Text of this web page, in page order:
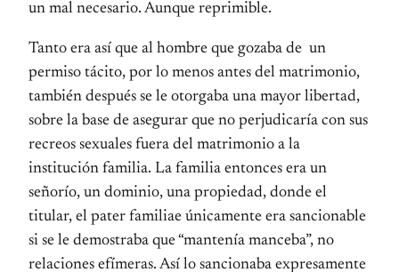
un mal necesario. Aunque reprimible.
Tanto era así que al hombre que gozaba de un
permiso tácito, por lo menos antes del matrimonio,
también después se le otorgaba una mayor libertad,
sobre la base de asegurar que no perjudicaría con sus
recreos sexuales fuera del matrimonio a la
institución familia. La familia entonces era un
señorío, un dominio, una propiedad, donde el
titular, el pater familiae únicamente era sancionable
si se le demostraba que “mantenía manceba”, no
relaciones efímeras. Así lo sancionaba expresamente